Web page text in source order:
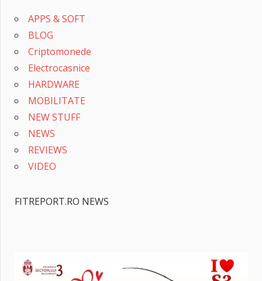
APPS & SOFT
BLOG
Criptomonede
Electrocasnice
HARDWARE
MOBILITATE
NEW STUFF
NEWS
REVIEWS
VIDEO
FITREPORT.RO NEWS